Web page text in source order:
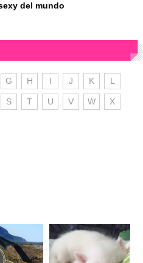
del mundo
G H I J K L
S T U V W X